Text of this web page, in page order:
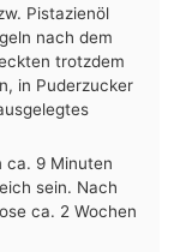
Pistazienöl
nach dem
trotzdem
in Puderzucker
ca. 9 Minuten
sein. Nach
ca. 2 Wochen